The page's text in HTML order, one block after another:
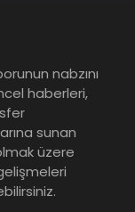
nabzını
haberleri,
sunan
üzere